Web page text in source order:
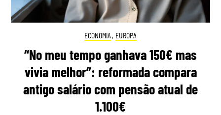
ECONOMIA , EUROPA
“No meu tempo ganhava 150€ mas
vivia melhor”: reformada compara
antigo salário com pensão atual de
1.100€